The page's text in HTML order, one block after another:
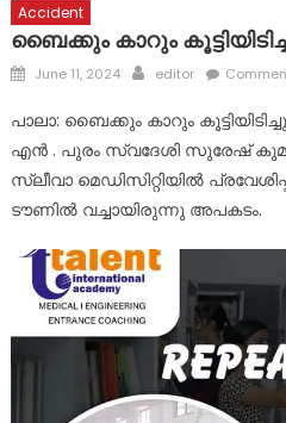
Accident
ബൈക്കും കാറും
Posted
June 11, 2024 Author
editor
പാലാ: ബൈക്കും കാറും
എൻ . പുരം സ്വദേശി സുരേഷ്
സ്ലീവാ മെഡിസിറ്റിയിൽ
ടൗണിൽ വച്ചായിരുന്നു അപകടം.